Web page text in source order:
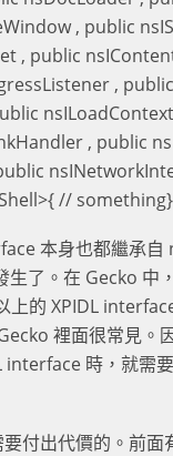
, public
, public
,
, public
//
本身也都繼承
了。在 Gecko 中
上的 XPIDL
裡面很常見。
interface 時，就需
付出代價的。前